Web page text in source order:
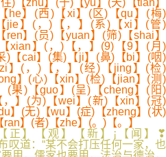
)【zhu】(于)【yu】(天)【tian】
he】(西)【xi】(区)【qu】(梅)
jie】(，)【，】(系)【xi】(管)
ren】(员)【yuan】(筛)【shai】
xian】(，)【，】(9)【9】(月)
)【cai】(集)【ji】(鼻)【bi】(咽)
】(，)【，】(经)【jing】(检)
】(心)【xin】(检)【jian】(测)
(果)【guo】(呈)【cheng】(阳)
，】(为)【wei】(新)【xin】(冠)
】(无)【wu】(症)【zheng】(状)
】(者)【zhe】(。)【。】
】【观】【新】¡【闻】❣
道：“某不会打压任何一家，也